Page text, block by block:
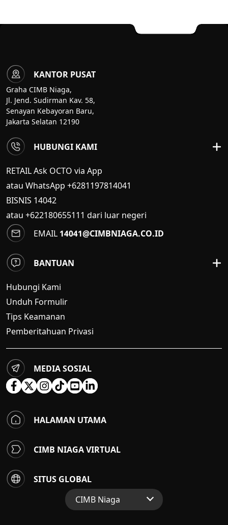
KANTOR PUSAT
Graha CIMB Niaga,
Jl. Jend. Sudirman Kav. 58,
Senayan Kebayoran Baru,
Jakarta Selatan 12190
HUBUNGI KAMI
RETAIL Ask OCTO via App
atau WhatsApp +6281197814041
BISNIS 14042
atau +622180655111 dari luar negeri
EMAIL 14041@CIMBNIAGA.CO.ID
BANTUAN
Hubungi Kami
Unduh Formulir
Tips Keamanan
Pemberitahuan Privasi
MEDIA SOSIAL
HALAMAN UTAMA
CIMB NIAGA VIRTUAL
SITUS GLOBAL
CIMB Niaga